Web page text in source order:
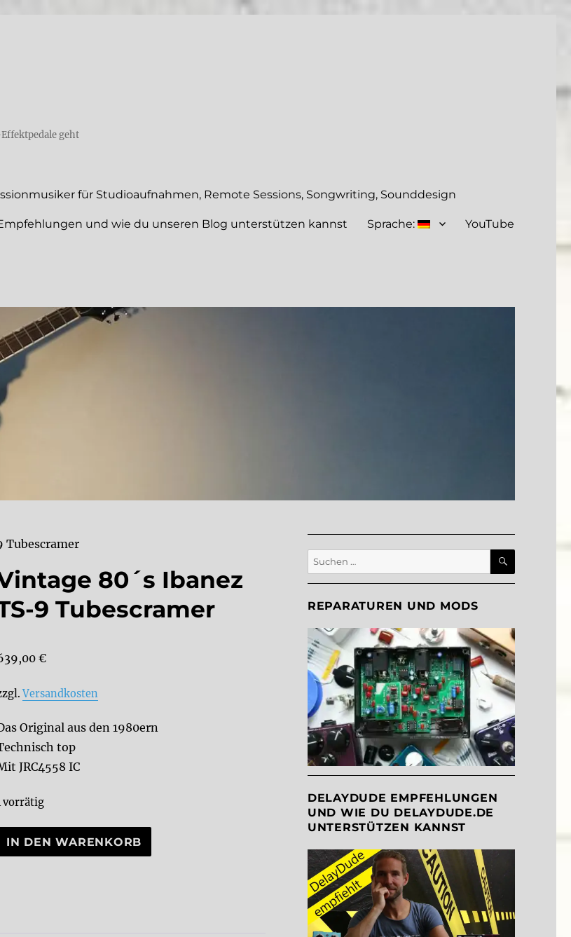
geht
für Studioaufnahmen, Remote Sessions, Songwriting, Sounddesign
und wie du unseren Blog unterstützen kannst Sprache: YouTube
Tubescramer
80´s Ibanez
9 Tubescramer
€
Versandkosten
Original aus den 1980ern
top
JRC4558 IC
vorrätig
Vintage
IN DEN WARENKORB
Suche
nach:
SUCHEN
REPARATUREN UND MODS
DELAYDUDE EMPFEHLUNGEN
UND WIE DU DELAYDUDE.DE
UNTERSTÜTZEN KANNST